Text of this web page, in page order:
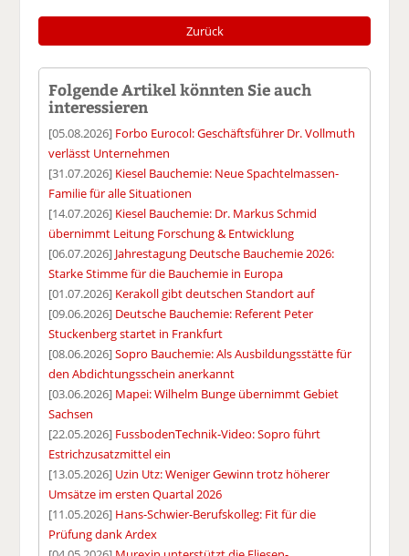
Zurück
Folgende Artikel könnten Sie auch
interessieren
[05.08.2026] Forbo Eurocol: Geschäftsführer Dr. Vollmuth
verlässt Unternehmen
[31.07.2026] Kiesel Bauchemie: Neue Spachtelmassen-
Familie für alle Situationen
[14.07.2026] Kiesel Bauchemie: Dr. Markus Schmid
übernimmt Leitung Forschung & Entwicklung
[06.07.2026] Jahrestagung Deutsche Bauchemie 2026:
Starke Stimme für die Bauchemie in Europa
[01.07.2026] Kerakoll gibt deutschen Standort auf
[09.06.2026] Deutsche Bauchemie: Referent Peter
Stuckenberg startet in Frankfurt
[08.06.2026]Sopro Bauchemie: Als Ausbildungsstätte für
den Abdichtungsschein anerkannt
[03.06.2026] Mapei: Wilhelm Bunge übernimmt Gebiet
Sachsen
[22.05.2026] FussbodenTechnik-Video: Sopro führt
Estrichzusatzmittel ein
[13.05.2026] Uzin Utz: Weniger Gewinn trotz höherer
Umsätze im ersten Quartal 2026
[11.05.2026] Hans-Schwier-Berufskolleg: Fit für die
Prüfung dank Ardex